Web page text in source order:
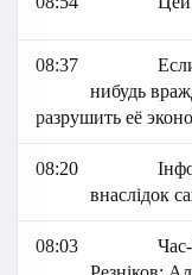
08:37
нибудь
разрушить её
08:20
внаслідок
08:03